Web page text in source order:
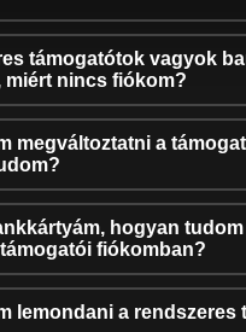
támogatótok vagyok
miért nincs fiókom?
megváltoztatni a
hogyan
fiókomban?
lemondani a rendszeres